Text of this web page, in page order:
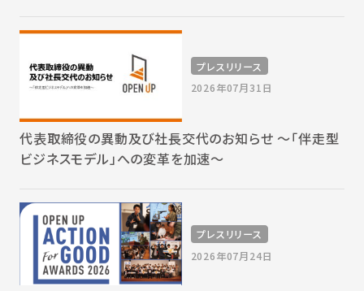
プレスリリース
2026年07月31日
代表取締役の異動及び社長交代のお知らせ 〜「伴走型
ビジネスモデル」への変革を加速〜
プレスリリース
2026年07月24日